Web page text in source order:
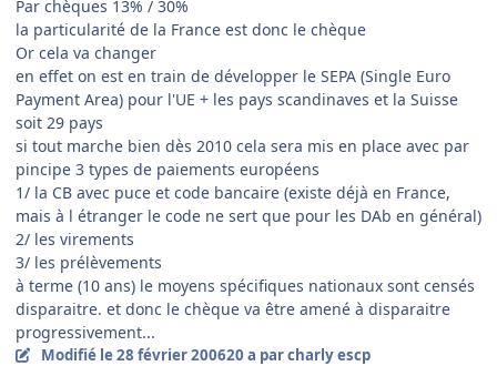
Par chèques 13% / 30%
la particularité de la France est donc le chèque
Or cela va changer
en effet on est en train de développer le SEPA (Single Euro
Payment Area) pour l'UE + les pays scandinaves et la Suisse
soit 29 pays
si tout marche bien dès 2010 cela sera mis en place avec par
pincipe 3 types de paiements européens
1/ la CB avec puce et code bancaire (existe déjà en France,
mais à l étranger le code ne sert que pour les DAb en général)
2/ les virements
3/ les prélèvements
à terme (10 ans) le moyens spécifiques nationaux sont censés
disparaitre. et donc le chèque va être amené à disparaitre
progressivement...
Modifié le 28 février 200620 a par charly escp